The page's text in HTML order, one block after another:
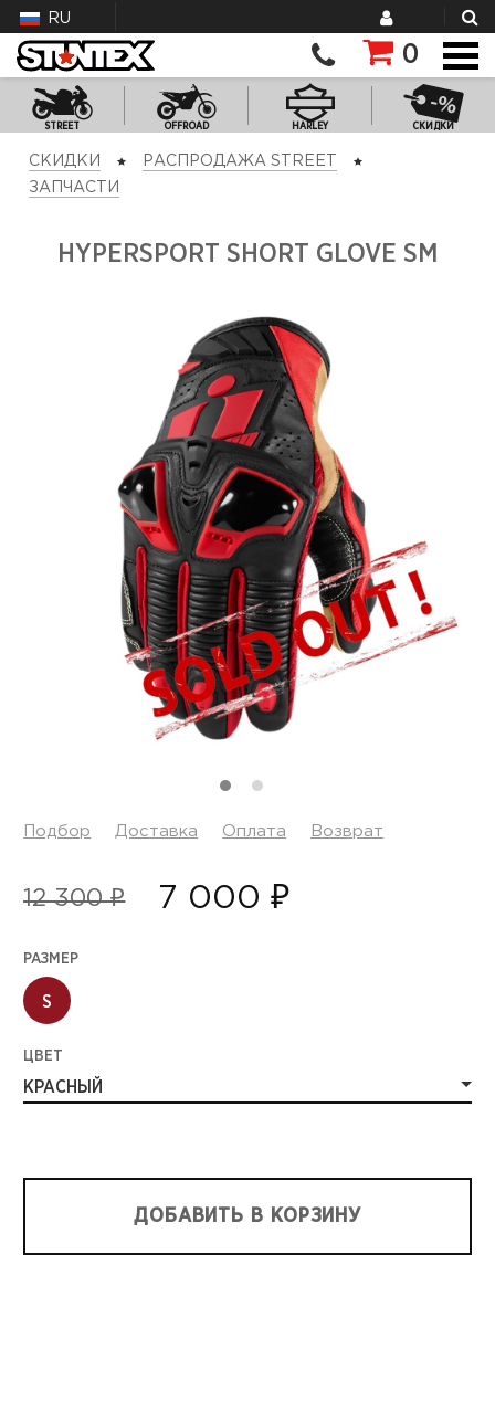
RU
0
STREET OFFROAD HARLEY СКИДКИ
СКИДКИ
РАСПРОДАЖА STREET
ЗАПЧАСТИ
HYPERSPORT SHORT GLOVE SM
Подбор Доставка Оплата Возврат
12 300 ₽ 7 000 ₽
РАЗМЕР
S
ЦВЕТ
КРАСНЫЙ
ДОБАВИТЬ В КОРЗИНУ